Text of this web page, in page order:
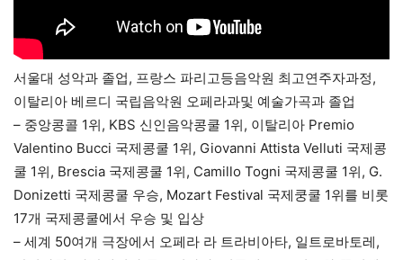
서울대 성악과 졸업, 프랑스 파리고등음악원 최고연주자과정,
이탈리아 베르디 국립음악원 오페라과및 예술가곡과 졸업
– 중앙콩콜 1위, KBS 신인음악콩쿨 1위, 이탈리아 Premio
Valentino Bucci 국제콩쿨 1위, Giovanni Attista Velluti 국제콩
쿨 1위, Brescia 국제콩쿨 1위, Camillo Togni 국제콩쿨 1위, G.
Donizetti 국제콩쿨 우승, Mozart Festival 국제쿵쿨 1위를 비롯
17개 국제콩쿨에서 우승 및 입상
– 세계 50여개 극장에서 오페라 라 트라비아타, 일트로바토레,